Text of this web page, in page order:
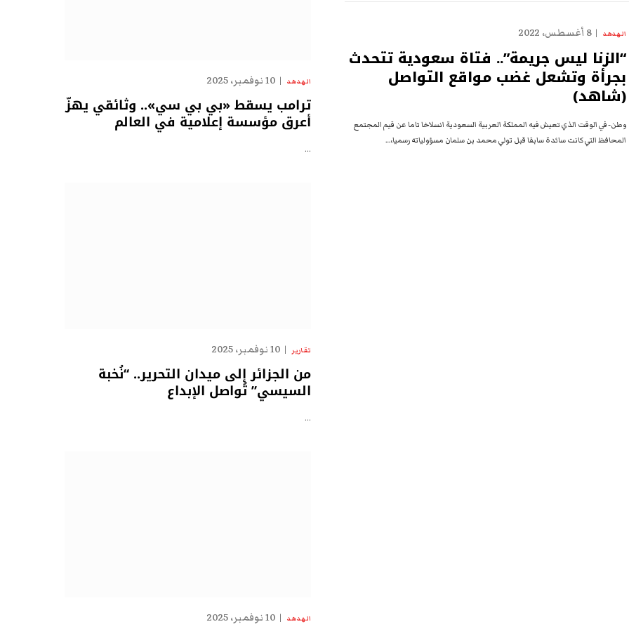
الهدهد 8 أغسطس، 2022
“الزنا ليس جريمة”.. فتاة سعودية تتحدث
بجرأة وتشعل غضب مواقع التواصل
(شاهد)
وطن- في الوقت الذي تعيش فيه المملكة العربية السعودية انسلاخا تاما عن قيم المجتمع
المحافظ التي كانت سائدة سابقا قبل تولي محمد بن سلمان مسؤولياته رسميا،…
الهدهد 10 نوفمبر، 2025
ترامب يسقط «بي بي سي».. وثائقي يهزّ
أعرق مؤسسة إعلامية في العالم
…
تقارير 10 نوفمبر، 2025
من الجزائر إلى ميدان التحرير.. “نُخبة
السيسي” تُواصل الإبداع
…
الهدهد 10 نوفمبر، 2025